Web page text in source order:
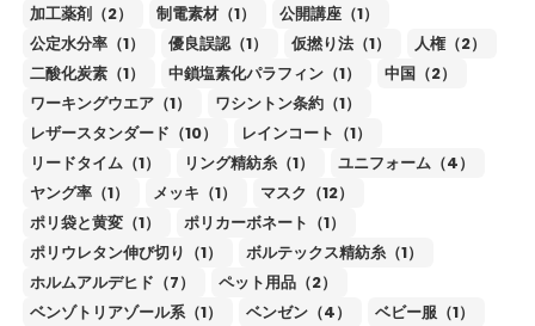
加工薬剤（2）
制電素材（1）
公開講座（1）
公定水分率（1）
優良誤認（1） 仮撚り法（1）
人権（2）
二酸化炭素（1）
中鎖塩素化パラフィン（1）
中国（2）
ワーキングウエア（1）
ワシントン条約（1）
レザースタンダード（10）
レインコート（1）
リードタイム（1）
リング精紡糸（1）
ユニフォーム（4）
ヤング率（1）
メッキ（1）
マスク（12）
ポリ袋と黄変（1）
ポリカーボネート（1）
ポリウレタン伸び切り（1）
ボルテックス精紡糸（1）
ホルムアルデヒド（7）
ペット用品（2）
ベンゾトリアゾール系（1）
ベンゼン（4） ベビー服（1）